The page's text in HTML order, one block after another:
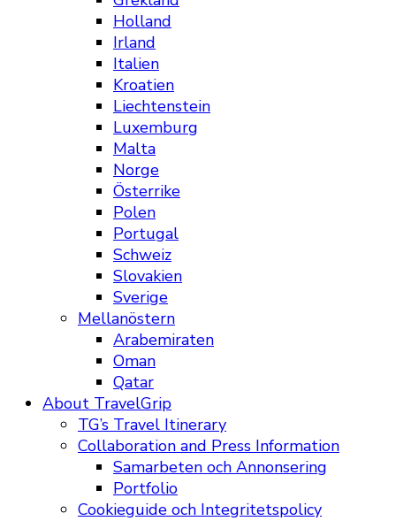
Holland
Irland
Italien
Kroatien
Liechtenstein
Luxemburg
Malta
Norge
Österrike
Polen
Portugal
Schweiz
Slovakien
Sverige
Mellanöstern
Arabemiraten
Oman
Qatar
About TravelGrip
TG’s Travel Itinerary
Collaboration and Press Information
Samarbeten och Annonsering
Portfolio
Cookieguide och Integritetspolicy